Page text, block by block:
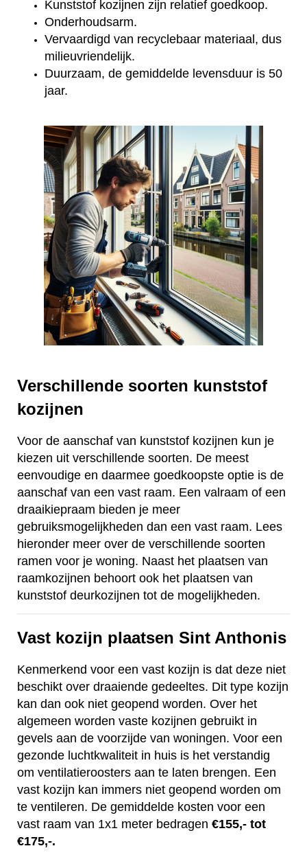
Kunststof kozijnen zijn relatief goedkoop.
Onderhoudsarm.
Vervaardigd van recyclebaar materiaal, dus
milieuvriendelijk.
Duurzaam, de gemiddelde levensduur is 50
jaar.
Verschillende soorten kunststof
kozijnen
Voor de aanschaf van kunststof kozijnen kun je
kiezen uit verschillende soorten. De meest
eenvoudige en daarmee goedkoopste optie is de
aanschaf van een vast raam. Een valraam of een
draaikiepraam bieden je meer
gebruiksmogelijkheden dan een vast raam. Lees
hieronder meer over de verschillende soorten
ramen voor je woning. Naast het plaatsen van
raamkozijnen behoort ook het plaatsen van
kunststof deurkozijnen tot de mogelijkheden.
Vast kozijn plaatsen Sint Anthonis
Kenmerkend voor een vast kozijn is dat deze niet
beschikt over draaiende gedeeltes. Dit type kozijn
kan dan ook niet geopend worden. Over het
algemeen worden vaste kozijnen gebruikt in
gevels aan de voorzijde van woningen. Voor een
gezonde luchtkwaliteit in huis is het verstandig
om ventilatieroosters aan te laten brengen. Een
vast kozijn kan immers niet geopend worden om
te ventileren. De gemiddelde kosten voor een
vast raam van 1x1 meter bedragen €155,- tot
€175,-.